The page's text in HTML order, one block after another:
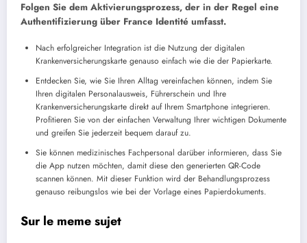
Folgen Sie dem Aktivierungsprozess, der in der Regel eine
Authentifizierung über France Identité umfasst.
Nach erfolgreicher Integration ist die Nutzung der digitalen
Krankenversicherungskarte genauso einfach wie die der Papierkarte.
Entdecken Sie, wie Sie Ihren Alltag vereinfachen können, indem Sie
Ihren digitalen Personalausweis, Führerschein und Ihre
Krankenversicherungskarte direkt auf Ihrem Smartphone integrieren.
Profitieren Sie von der einfachen Verwaltung Ihrer wichtigen Dokumente
und greifen Sie jederzeit bequem darauf zu.
Sie können medizinisches Fachpersonal darüber informieren, dass Sie
die App nutzen möchten, damit diese den generierten QR-Code
scannen können. Mit dieser Funktion wird der Behandlungsprozess
genauso reibungslos wie bei der Vorlage eines Papierdokuments.
Sur le meme sujet